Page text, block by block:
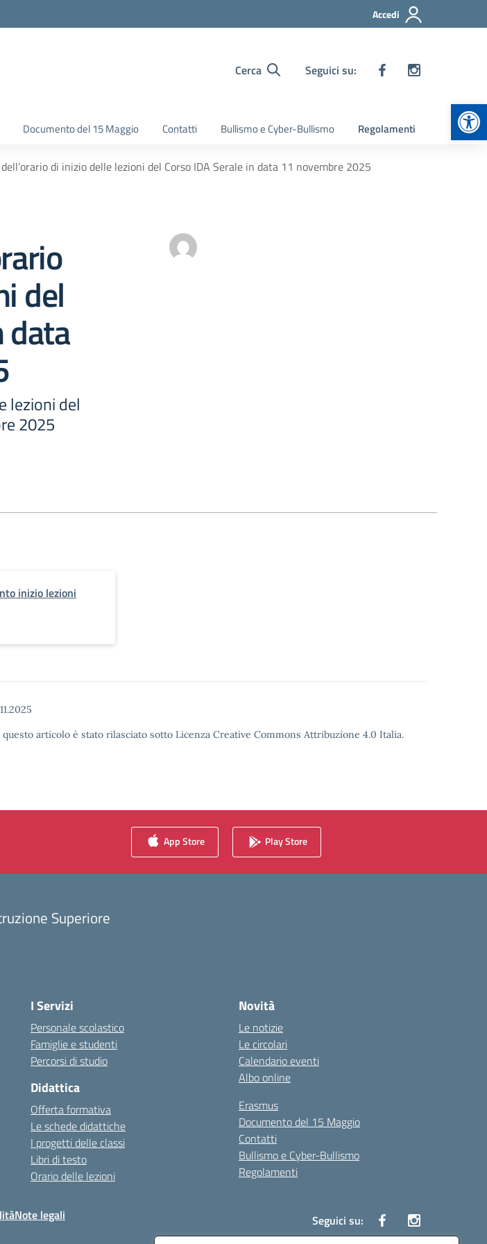
Accedi
Cerca Seguici su:
Documento del 15 Maggio Contatti Bullismo e Cyber-Bullismo Regolamenti
di inizio delle lezioni del Corso IDA Serale in data 11 novembre 2025
del
data
lezioni del
2025
inizio lezioni
articolo è stato rilasciato sotto Licenza Creative Commons Attribuzione 4.0 Italia.
App Store Play Store
Superiore
I Servizi
Personale scolastico
Famiglie e studenti
Percorsi di studio
Didattica
Offerta formativa
Le schede didattiche
I progetti delle classi
Libri di testo
Orario delle lezioni
Novità
Le notizie
Le circolari
Calendario eventi
Albo online
Erasmus
Documento del 15 Maggio
Contatti
Bullismo e Cyber-Bullismo
Regolamenti
Note legali Seguici su: